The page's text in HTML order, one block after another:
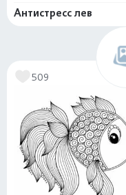
Антистресс лев
509